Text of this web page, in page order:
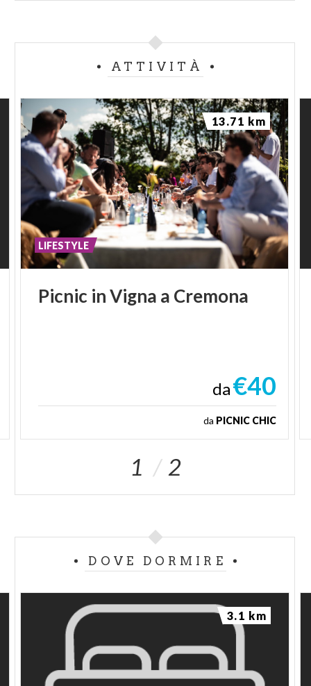
ATTIVITÀ
Picnic inVigna a Cremona
LIFESTYLE
da€40
da PICNIC CHIC
13.71 km
1 2
DOVE DORMIRE
3.1 km